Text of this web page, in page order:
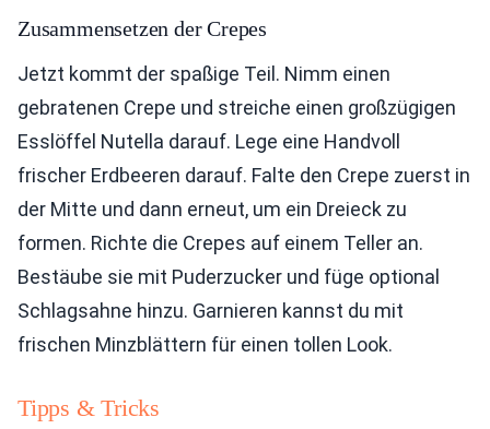
Zusammensetzen der Crepes
Jetzt kommt der spaßige Teil. Nimm einen
gebratenen Crepe und streiche einen großzügigen
Esslöffel Nutella darauf. Lege eine Handvoll
frischer Erdbeeren darauf. Falte den Crepe zuerst in
der Mitte und dann erneut, um ein Dreieck zu
formen. Richte die Crepes auf einem Teller an.
Bestäube sie mit Puderzucker und füge optional
Schlagsahne hinzu. Garnieren kannst du mit
frischen Minzblättern für einen tollen Look.
Tipps & Tricks